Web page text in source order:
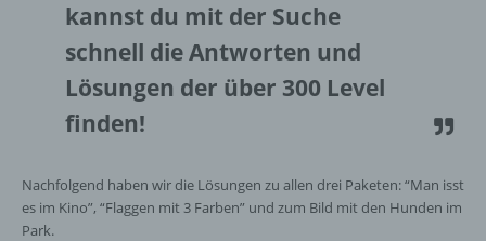
kannst du mit der Suche
schnell die Antworten und
Lösungen der über 300 Level
finden!
Nachfolgend haben wir die Lösungen zu allen drei Paketen: “Man isst
es im Kino”, “Flaggen mit 3 Farben” und zum Bild mit den Hunden im
Park.